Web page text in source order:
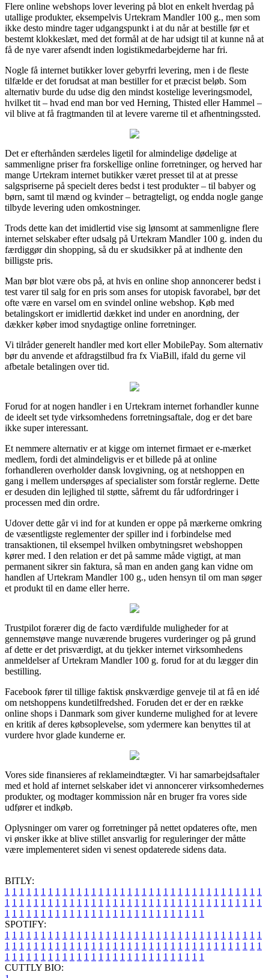
Flere online webshops lover levering på blot en enkelt hverdag på
utallige produkter, eksempelvis Urtekram Mandler 100 g., men som
ikke desto mindre tager udgangspunkt i at du når at bestille før et
bestemt klokkeslæt, med det formål at de har udsigt til at kunne nå at
få de nye varer afsendt inden logistikmedarbejderne har fri.
Nogle få internet butikker lover gebyrfri levering, men i de fleste
tilfælde er det forudsat at man bestiller for et præcist beløb. Som
alternativ burde du udse dig den mindst kostelige leveringsmodel,
hvilket tit – hvad end man bor ved Herning, Thisted eller Hammel –
vil blive at få fragtmanden til at levere varerne til et afhentningssted.
Det er efterhånden særdeles ligetil for almindelige dødelige at
sammenligne priser fra forskellige online forretninger, og herved har
mange Urtekram internet butikker været presset til at at presse
salgspriserne på specielt deres bedst i test produkter – til babyer og
børn, samt til mænd og kvinder – betragteligt, og endda nogle gange
tilbyde levering uden omkostninger.
Trods dette kan det imidlertid vise sig lønsomt at sammenligne flere
internet selskaber efter udsalg på Urtekram Mandler 100 g. inden du
færdiggør din shopping, så du er skudsikker på at indhente den
billigste pris.
Man bør blot være obs på, at hvis en online shop annoncerer bedst i
test varer til salg for en pris som anses for utopisk favorabel, bør det
ofte være en varsel om en svindel online webshop. Køb med
betalingskort er imidlertid dækket ind under en anordning, der
dækker køber imod snydagtige online forretninger.
Vi tilråder generelt handler med kort eller MobilePay. Som alternativ
bør du anvende et afdragstilbud fra fx ViaBill, ifald du gerne vil
afbetale betalingen over tid.
Forud for at nogen handler i en Urtekram internet forhandler kunne
de ideelt set tyde virksomhedens forretningsaftale, dog er det bare
ikke super interessant.
Et nemmere alternativ er at kigge om internet firmaet er e-mærket
medlem, fordi det almindeligvis er et billede på at online
forhandleren overholder dansk lovgivning, og at netshoppen en
gang i mellem undersøges af specialister som forstår reglerne. Dette
er desuden din lejlighed til støtte, såfremt du får udfordringer i
processen med din ordre.
Udover dette går vi ind for at kunden er oppe på mærkerne omkring
de væsentligste reglementer der spiller ind i forbindelse med
transaktionen, til eksempel hvilken ombytningsret webshoppen
kører med. I den relation er det på samme måde vigtigt, at man
permanent sikrer sin faktura, så man en anden gang kan vidne om
handlen af Urtekram Mandler 100 g., uden hensyn til om man søger
et produkt til en dame eller herre.
Trustpilot forærer dig de facto værdifulde muligheder for at
gennemstøve mange nuværende brugeres vurderinger og på grund
af dette er det prisværdigt, at du tjekker internet virksomhedens
anmeldelser af Urtekram Mandler 100 g. forud for at du lægger din
bestilling.
Facebook fører til tillige faktisk ønskværdige genveje til at få en idé
om netshoppens kundetilfredshed. Foruden det er der en række
online shops i Danmark som giver kunderne mulighed for at levere
en kritik af deres købsoplevelse, som ydermere kan benyttes til at
vurdere hvor glade kunderne er.
Vores side finansieres af reklameindtægter. Vi har samarbejdsaftaler
med et hold af internet selskaber idet vi annoncerer virksomhedernes
produkter, og modtager kommission når en bruger fra vores side
udfører et indkøb.
Oplysninger om varer og forretninger på nettet opdateres ofte, men
vi ønsker ikke at blive stillet ansvarlig for reguleringer der måtte
være implementeret siden vi senest opdaterede sidens data.
BITLY:
1 1 1 1 1 1 1 1 1 1 1 1 1 1 1 1 1 1 1 1 1 1 1 1 1 1 1 1 1 1 1 1 1 1 1 1
1 1 1 1 1 1 1 1 1 1 1 1 1 1 1 1 1 1 1 1 1 1 1 1 1 1 1 1 1 1 1 1 1 1 1 1
1 1 1 1 1 1 1 1 1 1 1 1 1 1 1 1 1 1 1 1 1 1 1 1 1 1 1 1
SPOTIFY:
1 1 1 1 1 1 1 1 1 1 1 1 1 1 1 1 1 1 1 1 1 1 1 1 1 1 1 1 1 1 1 1 1 1 1 1
1 1 1 1 1 1 1 1 1 1 1 1 1 1 1 1 1 1 1 1 1 1 1 1 1 1 1 1 1 1 1 1 1 1 1 1
1 1 1 1 1 1 1 1 1 1 1 1 1 1 1 1 1 1 1 1 1 1 1 1 1 1 1 1
CUTTLY BIO: